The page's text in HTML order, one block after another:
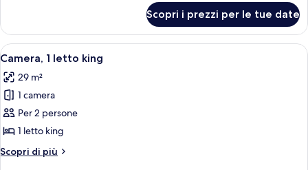
accessibile
ai
disabili
(Roll-
in
Shower)
2
letti
queen,
ai
disabili
(Roll-
in
Shower)
Scopri i prezzi per le tue date
Apri
tutte
le
foto
per
Camera,
1
letto
Una camera d'albergo con un letto
5
Camera, 1 letto king
29 m²
1 camera
Per 2 persone
1 letto king
Scopri di più
Altri